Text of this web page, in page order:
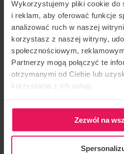
Wykorzystujemy pliki cookie do
i reklam, aby oferować funkcje
analizować ruch w naszej
korzystasz z naszej witryny,
społecznościowym,
Partnerzy mogą połączyć te
otrzymanymi od Ciebie lub
korzystania z ich usług.
Zezwól na
Forma zajęć: spotkania są
osobowe dla wspólnych
indywidualnych ćwiczeń).
Np. 15min wspólnych ćwiczeń
indywidualnych ćwiczeń.
Zajęcia odbywają się od
(3 spotkania w miesiącu lub
do ustalenia z grupą).